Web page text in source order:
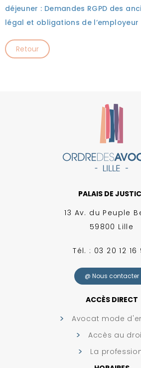
déjeuner : Demandes RGPD des
légal et obligations de l’employeur
Retour
PALAIS DE
13 Av. du Peuple
59800 Lille
Tél. : 03 20 12 16
@ Nous contacter
ACCÈS DIRECT
Avocat mode
Accès au
La